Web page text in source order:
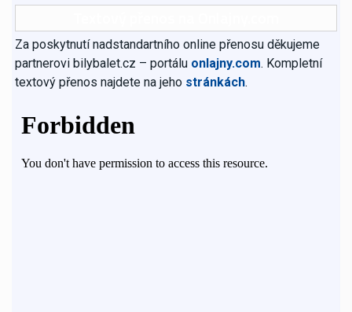
Za poskytnutí nadstandartního online přenosu děkujeme
partnerovi bilybalet.cz – portálu onlajny.com. Kompletní
textový přenos najdete na jeho stránkách.